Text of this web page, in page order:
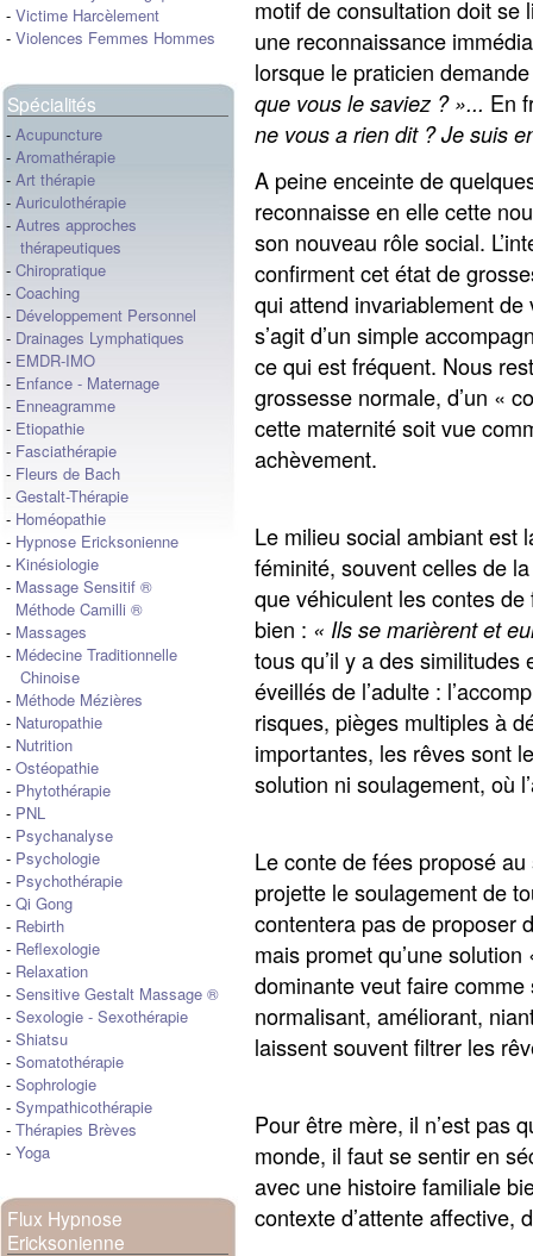
- Victime Harcèlement
- Violences Femmes Hommes
Spécialités
- Acupuncture
- Aromathérapie
- Art thérapie
- Auriculothérapie
- Autres approches
thérapeutiques
- Chiropratique
- Coaching
- Développement Personnel
- Drainages Lymphatiques
- EMDR-IMO
- Enfance - Maternage
- Enneagramme
- Etiopathie
- Fasciathérapie
- Fleurs de Bach
- Gestalt-Thérapie
- Homéopathie
- Hypnose Ericksonienne
- Kinésiologie
- Massage Sensitif ®
Méthode Camilli ®
- Massages
- Médecine Traditionnelle
Chinoise
- Méthode Mézières
- Naturopathie
- Nutrition
- Ostéopathie
- Phytothérapie
- PNL
- Psychanalyse
- Psychologie
- Psychothérapie
- Qi Gong
- Rebirth
- Reflexologie
- Relaxation
- Sensitive Gestalt Massage ®
- Sexologie - Sexothérapie
- Shiatsu
- Somatothérapie
- Sophrologie
- Sympathicothérapie
- Thérapies Brèves
- Yoga
Flux Hypnose
Ericksonienne
motif de consultation doit se
une reconnaissance
lorsque le praticien
que vous le saviez ? »... En
ne vous a rien dit ? Je suis
A peine enceinte de
reconnaisse en elle cette
son nouveau rôle social.
confirment cet état de
qui attend invariablement de
s’agit d’un simple
ce qui est fréquent. Nous
grossesse normale, d’un «
cette maternité soit vue
achèvement.
Le milieu social ambiant est
féminité, souvent celles de
que véhiculent les contes
bien : « Ils se marièrent et
tous qu’il y a des
éveillés de l’adulte :
risques, pièges multiples à
importantes, les rêves sont
solution ni soulagement, où
Le conte de fées proposé
projette le soulagement de
contentera pas de proposer
mais promet qu’une
dominante veut faire
normalisant, améliorant,
laissent souvent filtrer les
Pour être mère, il n’est pas
monde, il faut se sentir en
avec une histoire familiale
contexte d’attente affective,